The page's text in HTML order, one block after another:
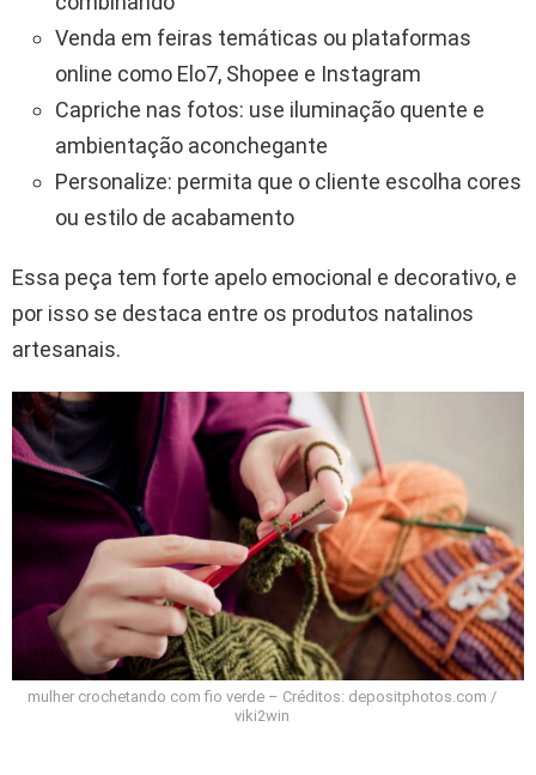
Venda em feiras temáticas ou plataformas
online como Elo7, Shopee e Instagram
Capriche nas fotos: use iluminação quente e
ambientação aconchegante
Personalize: permita que o cliente escolha cores
ou estilo de acabamento
Essa peça tem forte apelo emocional e decorativo, e
por isso se destaca entre os produtos natalinos
artesanais.
mulher crochetando com fio verde – Créditos: depositphotos.com /
viki2win